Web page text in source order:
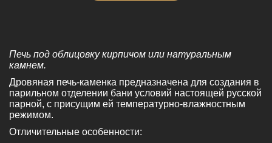
Печь под облицовку кирпичом или натуральным
камнем.
Дровяная печь-каменка предназначена для создания в
парильном отделении бани условий настоящей русской
парной, с присущим ей температурно-влажностным
режимом.
Отличительные особенности: